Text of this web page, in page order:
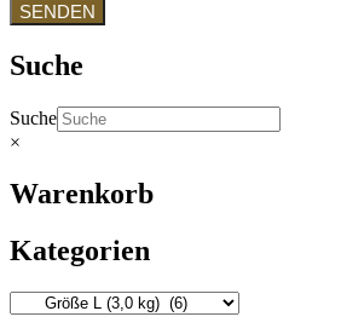
Suche
Suche
×
Warenkorb
Kategorien